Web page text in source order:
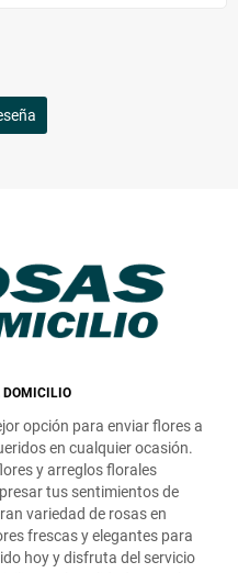
DOMICILIO
opción para enviar flores a
en cualquier ocasión.
y arreglos florales
tus sentimientos de
variedad de rosas en
frescas y elegantes para
hoy y disfruta del servicio